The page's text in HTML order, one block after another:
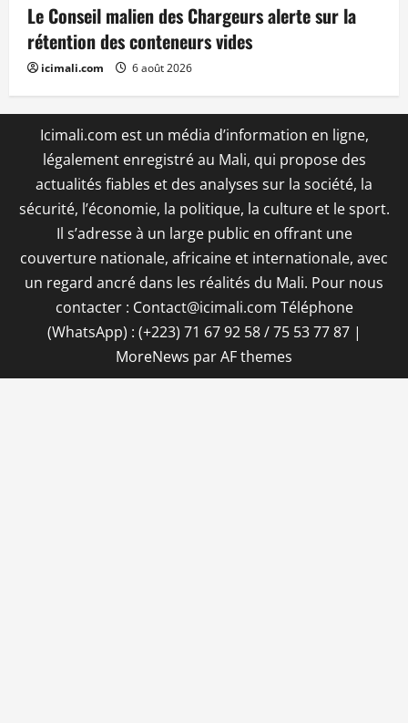
Le Conseil malien des Chargeurs alerte sur la
rétention des conteneurs vides
icimali.com 6 août 2026
Icimali.com est un média d’information en ligne,
légalement enregistré au Mali, qui propose des
actualités fiables et des analyses sur la société, la
sécurité, l’économie, la politique, la culture et le sport.
Il s’adresse à un large public en offrant une
couverture nationale, africaine et internationale, avec
un regard ancré dans les réalités du Mali. Pour nous
contacter : Contact@icimali.com Téléphone
(WhatsApp) : (+223) 71 67 92 58 / 75 53 77 87 |
MoreNews par AF themes